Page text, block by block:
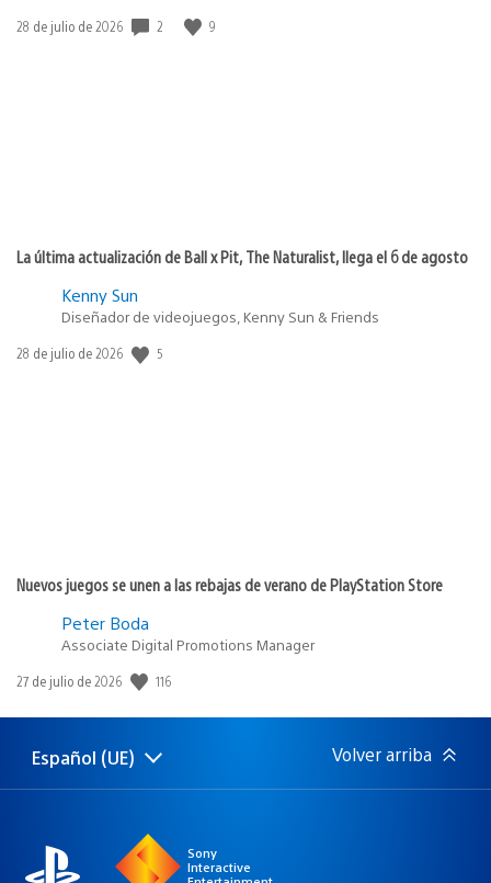
Fecha
28 de julio de 2026 2 9
La última actualización de Ball x Pit, The Naturalist, llega el 6 de agosto
Kenny Sun
Diseñador de videojuegos, Kenny Sun & Friends
Fecha
28 de julio de 2026 5
Nuevos juegos se unen a las rebajas de verano de PlayStation Store
Peter Boda
Associate Digital Promotions Manager
Fecha
publicación:
27 de julio de 2026 116
Selecciona
Región
Español (UE) Volver arriba
Sony
Interactive